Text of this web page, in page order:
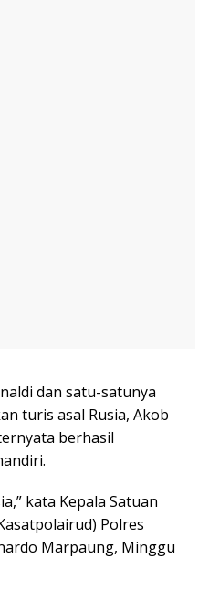
dan satu-satunya
turis asal Rusia, Akob
berhasil
kata Kepala Satuan
Polres
Marpaung, Minggu